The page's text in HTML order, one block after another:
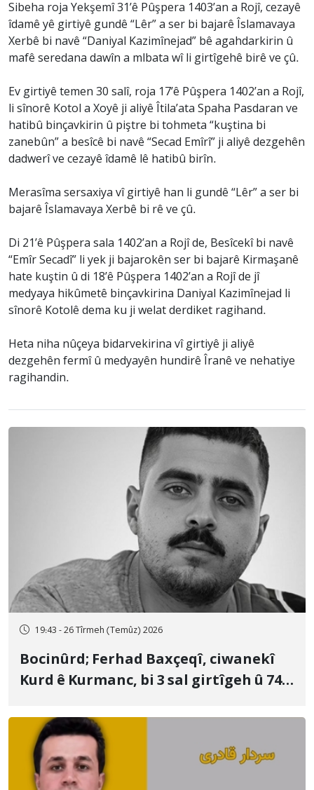
Sibeha roja Yekşemî 31’ê Pûşpera 1403’an a Rojî, cezayê
îdamê yê girtiyê gundê “Lêr” a ser bi bajarê Îslamavaya
Xerbê bi navê “Daniyal Kazimînejad” bê agahdarkirin û
mafê seredana dawîn a mlbata wî li girtîgehê birê ve çû.
Ev girtiyê temen 30 salî, roja 17’ê Pûşpera 1402’an a Rojî,
li sînorê Kotol a Xoyê ji aliyê Îtila’ata Spaha Pasdaran ve
hatibû binçavkirin û piştre bi tohmeta “kuştina bi
zanebûn” a besîcê bi navê “Secad Emîrî” ji aliyê dezgehên
dadwerî ve cezayê îdamê lê hatibû birîn.
Merasîma sersaxiya vî girtiyê han li gundê “Lêr” a ser bi
bajarê Îslamavaya Xerbê bi rê ve çû.
Di 21’ê Pûşpera sala 1402’an a Rojî de, Besîcekî bi navê
“Emîr Secadî” li yek ji bajarokên ser bi bajarê Kirmaşanê
hate kuştin û di 18’ê Pûşpera 1402’an a Rojî de jî
medyaya hikûmetê binçavkirina Daniyal Kazimînejad li
sînorê Kotolê dema ku ji welat derdiket ragihand.
Heta niha nûçeya bidarvekirina vî girtiyê ji aliyê
dezgehên fermî û medyayên hundirê Îranê ve nehatiye
ragihandin.
19:43 - 26 Tîrmeh (Temûz) 2026
Bocinûrd; Ferhad Baxçeqî, ciwanekî
Kurd ê Kurmanc, bi 3 sal girtîgeh û 74